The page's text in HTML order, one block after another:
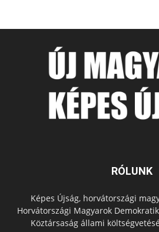
RÓLUNK
Képes Újság, horvátországi
Horvátországi Magyarok
Köztársaság állami